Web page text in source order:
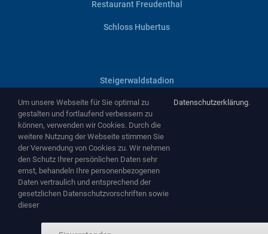
Restaurant Freudenthal
Schloss Hubertus
Steigerwaldstadion
Villa Haage
Zentralheize
Zughafen
Copyright ©2026 byNEMA Entertainment GmbH
Um unsere Webseite für Sie optimal zu
gestalten und fortlaufend verbessern zu
können, verwenden wir Cookies. Durch die
weitere Nutzung der Webseite stimmen Sie
der Verwendung von Cookies zu. Wir nehmen
den Schutz Ihrer persönlichen Daten sehr
ernst, behandeln Ihre personenbezogenen
Daten vertraulich und entsprechend der
gesetzlichen Datenschutzvorschriften sowie
dieser
Datenschutzerklärung.